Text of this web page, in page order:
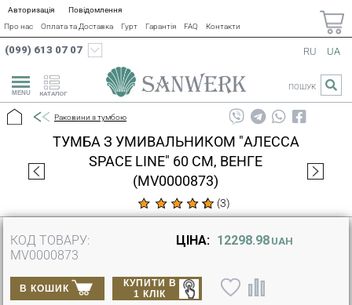
Авторизація
Повідомлення
Про нас
Оплата та Доставка Гурт Гарантія FAQ Контакти
(099) 613 07 07
КАТАЛОГ
RU UA
ПОШУК
Раковини з тумбою
ТУМБА З УМИВАЛЬНИКОМ "АЛЕССА
SPACE LINE" 60 СМ, ВЕНГЕ
(MV0000873)
(3)
КОД ТОВАРУ:
MV0000873
ЦІНА: 12298.98 UAH
В КОШИК
КУПИТИ В
1 КЛІК